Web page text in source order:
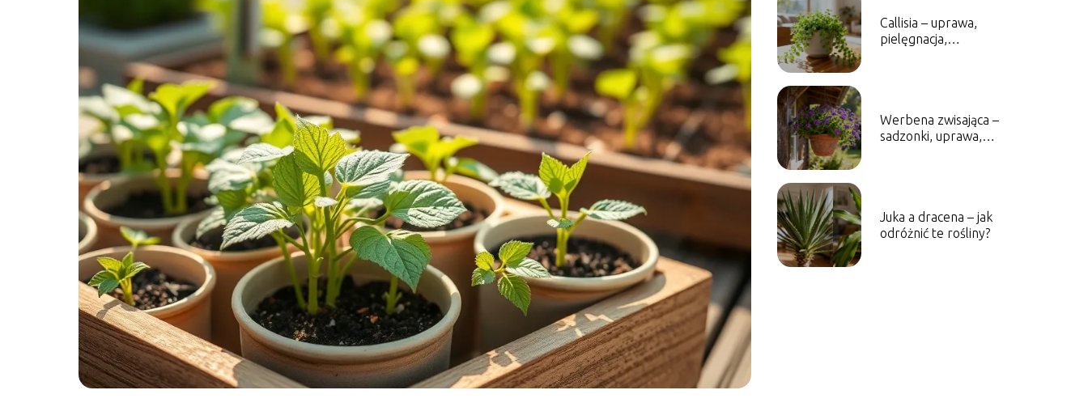
Callisia – uprawa,
pielęgnacja,
Werbena zwisająca –
sadzonki, uprawa,
Juka a dracena – jak
odróżnić te rośliny?